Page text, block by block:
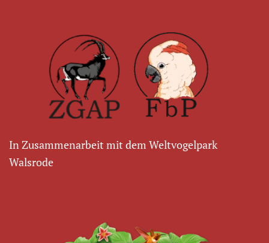
In Zusammenarbeit mit dem Weltvogelpark
Walsrode